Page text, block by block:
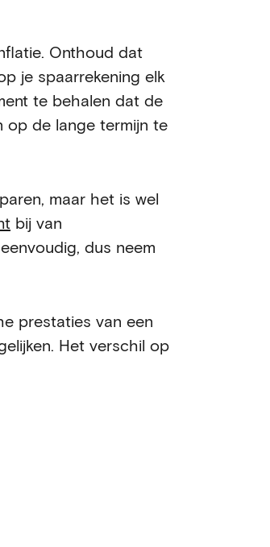
Onthoud dat
je spaarrekening elk
te behalen dat de
op de lange termijn te
maar het is wel
bij van
dus neem
prestaties van een
Het verschil op